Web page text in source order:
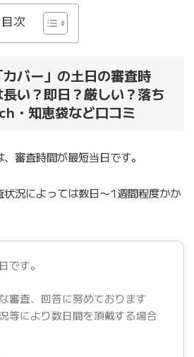
目次
バー」の土日の審査時
い？即日？厳しい？落ち
・知恵袋など口コミ
審査時間が最短当日です。
状況によっては数日〜1週間程度かか
です。
審査、回答に努めております
等により数日間を頂戴する場合